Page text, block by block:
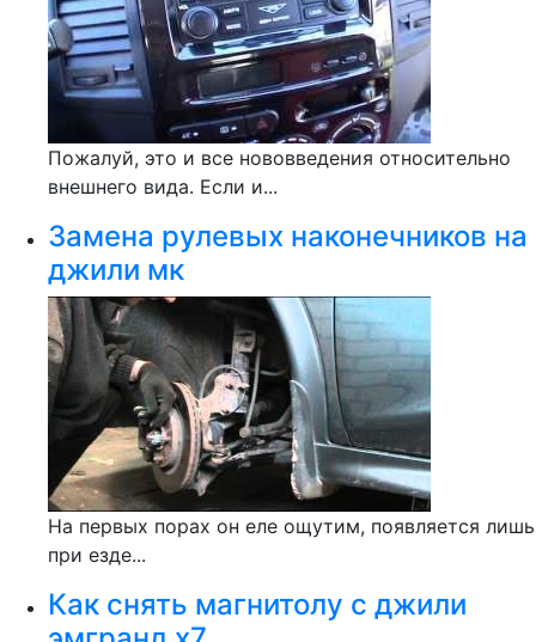
Пожалуй, это и все нововведения относительно
внешнего вида. Если и...
Замена рулевых наконечников на
джили мк
На первых порах он еле ощутим, появляется лишь
при езде...
Как снять магнитолу с джили